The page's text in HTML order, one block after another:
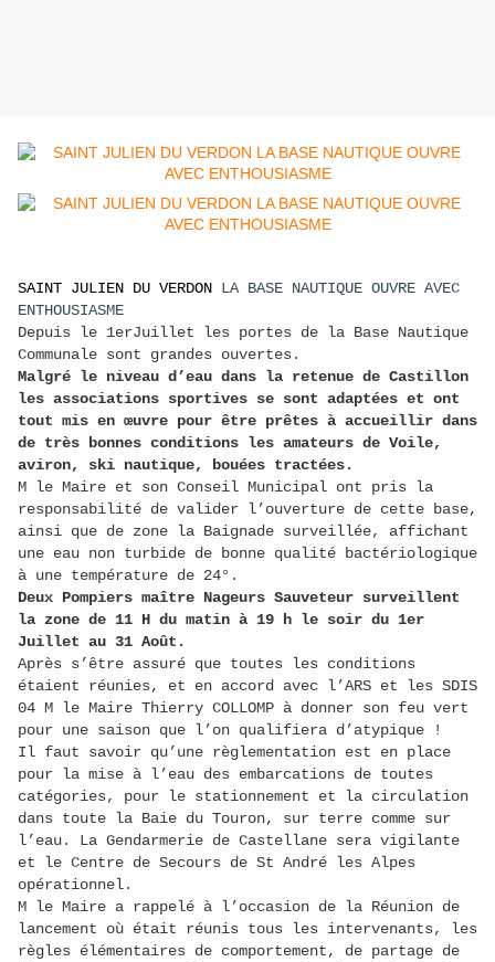
SAINT JULIEN DU VERDON LA BASE NAUTIQUE OUVRE AVEC
ENTHOUSIASME
Depuis le 1erJuillet les portes de la Base Nautique
Communale sont grandes ouvertes.
Malgré le niveau d’eau dans la retenue de Castillon
les associations sportives se sont adaptées et ont
tout mis en œuvre pour être prêtes à accueillir dans
de très bonnes conditions les amateurs de Voile,
aviron, ski nautique, bouées tractées.
M le Maire et son Conseil Municipal ont pris la
responsabilité de valider l’ouverture de cette base,
ainsi que de zone la Baignade surveillée, affichant
une eau non turbide de bonne qualité bactériologique
à une température de 24°.
Deux Pompiers maître Nageurs Sauveteur surveillent
la zone de 11 H du matin à 19 h le soir du 1er
Juillet au 31 Août.
Après s’être assuré que toutes les conditions
étaient réunies, et en accord avec l’ARS et les SDIS
04 M le Maire Thierry COLLOMP à donner son feu vert
pour une saison que l’on qualifiera d’atypique !
Il faut savoir qu’une règlementation est en place
pour la mise à l’eau des embarcations de toutes
catégories, pour le stationnement et la circulation
dans toute la Baie du Touron, sur terre comme sur
l’eau. La Gendarmerie de Castellane sera vigilante
et le Centre de Secours de St André les Alpes
opérationnel.
M le Maire a rappelé à l’occasion de la Réunion de
lancement où était réunis tous les intervenants, les
règles élémentaires de comportement, de partage de